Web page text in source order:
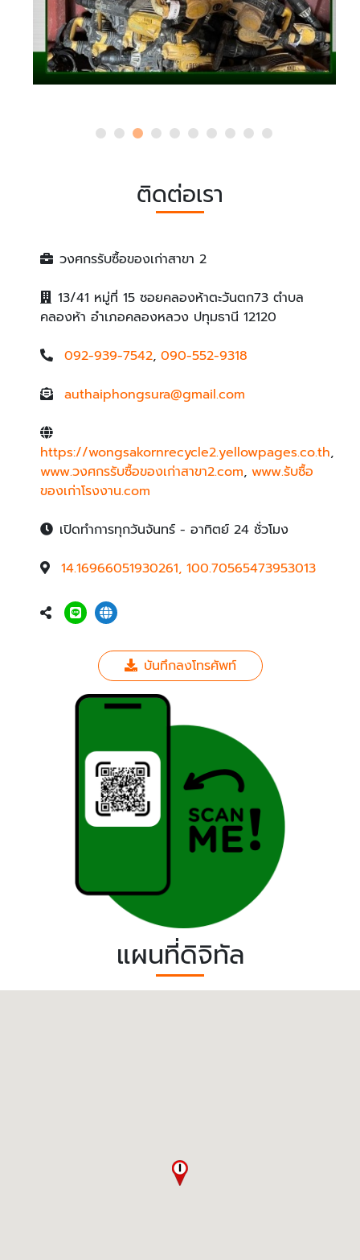
ติดต่อเรา
วงศกรรับซื้อของเก่าสาขา 2
13/41 หมู่ที่ 15 ซอยคลองห้าตะวันตก73 ตำบล
คลองห้า อำเภอคลองหลวง ปทุมธานี 12120
092-939-7542, 090-552-9318
authaiphongsura@gmail.com
https://wongsakornrecycle2.yellowpages.co.th,
www.วงศกรรับซื้อของเก่าสาขา2.com, www.รับซื้อ
ของเก่าโรงงาน.com
เปิดทำการทุกวันจันทร์ - อาทิตย์ 24 ชั่วโมง
14.16966051930261, 100.70565473953013
บันทึกลงโทรศัพท์
แผนที่ดิจิทัล